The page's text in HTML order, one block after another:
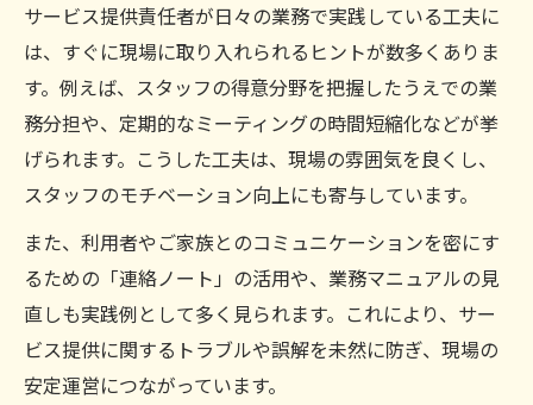
サービス提供責任者の経験談がキャリア形
成に与える影響
キャリアアップを実現したサービス提供責
任者の歩み
資格取得に向けたサービス提供責任者の実
践ストーリー
サービス提供責任者の経験が今後の働き方
に活きる理由
キャリアプラン設計に役立つサービス提供
責任者の実例
サービス提供責任者が日々の業務で実践している工夫に
は、すぐに現場に取り入れられるヒントが数多くありま
す。例えば、スタッフの得意分野を把握したうえでの業
務分担や、定期的なミーティングの時間短縮化などが挙
げられます。こうした工夫は、現場の雰囲気を良くし、
スタッフのモチベーション向上にも寄与しています。
また、利用者やご家族とのコミュニケーションを密にす
るための「連絡ノート」の活用や、業務マニュアルの見
直しも実践例として多く見られます。これにより、サー
ビス提供に関するトラブルや誤解を未然に防ぎ、現場の
安定運営につながっています。